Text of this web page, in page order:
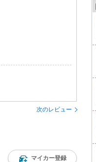
次のレビュー
マイカー登録